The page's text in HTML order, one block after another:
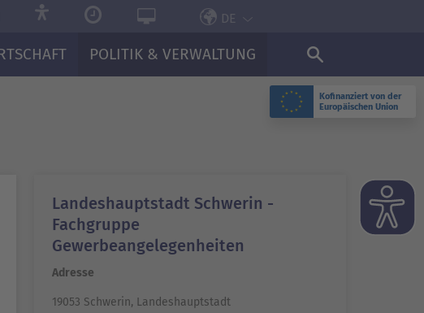
Kofinanziert von der
Europäischen Union
DE
POLITIK & VERWALTUNG
Landeshauptstadt Schwerin -
Fachgruppe
Gewerbeangelegenheiten
Adresse
19053 Schwerin, Landeshauptstadt